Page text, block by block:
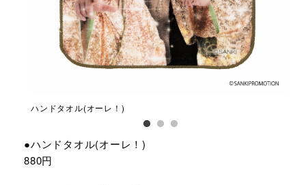
ハンドタオル(オーレ！)
●ハンドタオル(オーレ！)
880円